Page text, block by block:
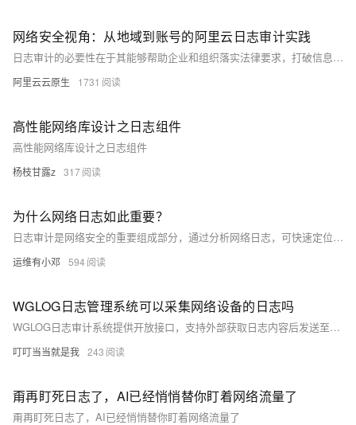
网络安全视角：从地域到账号的阿里云日志审计实践
日志审计的必要性在于其能够帮助企业和组织落实法律要求，打破信息孤岛和应对安全威胁。选择 SLS 下日志审计应用，一方面是选择国家网络安全专用认证的日志分析产品，另一方面可以快速帮助大型公司统一管理多组地域、多个账号的日志数据。除了在日志服务中存储、查看和分析日志外，还可通过报表分析和告警配置，主动发现潜在的安全威胁，增强云上资产安全。
阿里云云原生 1731
高性能网络库设计之日志组件
高性能网络库设计之日志组件
杨枝甘露z 317
为什么网络日志如此重要？
日志审计是网络安全的重要组成部分，通过分析网络日志，可快速定位故障、解决危机并提升系统安全性。网络日志记录了文件访问、用户登录等详细信息，甚至受某些法规约束需包含额外数据。日志审计无法被绕过，其在检测安全漏洞、法律取证和员工行为监控中作用显著。推荐一款工具EventLogAnalyzer，具备日志采集、分类存储、事件报警等功能，满足企业需求。购买时需注意品牌、功能及试用期，以选择最适合的产品。
运维有小邓 594
WGLOG日志管理系统可以采集网络设备的日志吗
WGLOG日志审计系统提供开放接口，支持外部获取日志内容后发送至该接口，实现日志的存储与分析。详情请访问：https://www.wgstart.com/wglog/docs9.html
叮叮当当就是我 243
甭再盯死日志了，AI已经悄悄替你盯着网络流量了
甭再盯死日志了，AI已经悄悄替你盯着网络流量了